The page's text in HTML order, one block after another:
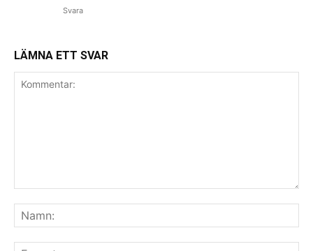
Svara
LÄMNA ETT SVAR